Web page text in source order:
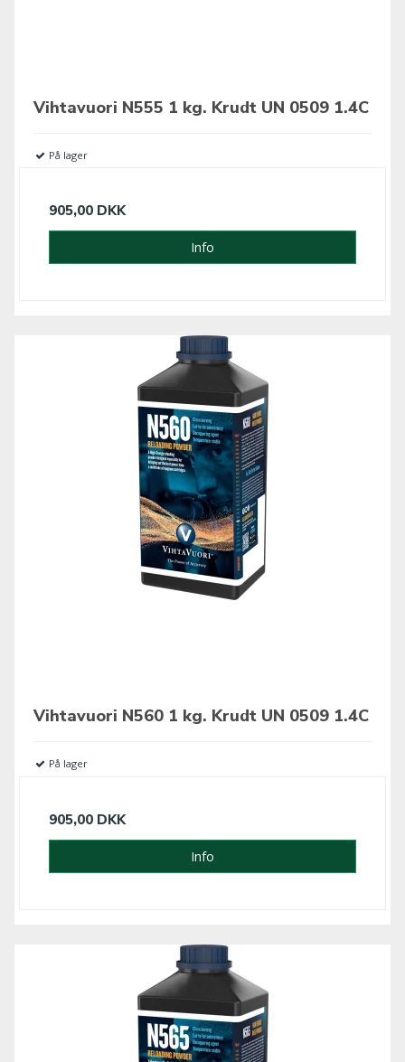
Vihtavuori N555 1 kg. Krudt UN 0509 1.4C
På lager
905,00 DKK
Info
Vihtavuori N560 1 kg. Krudt UN 0509 1.4C
På lager
905,00 DKK
Info